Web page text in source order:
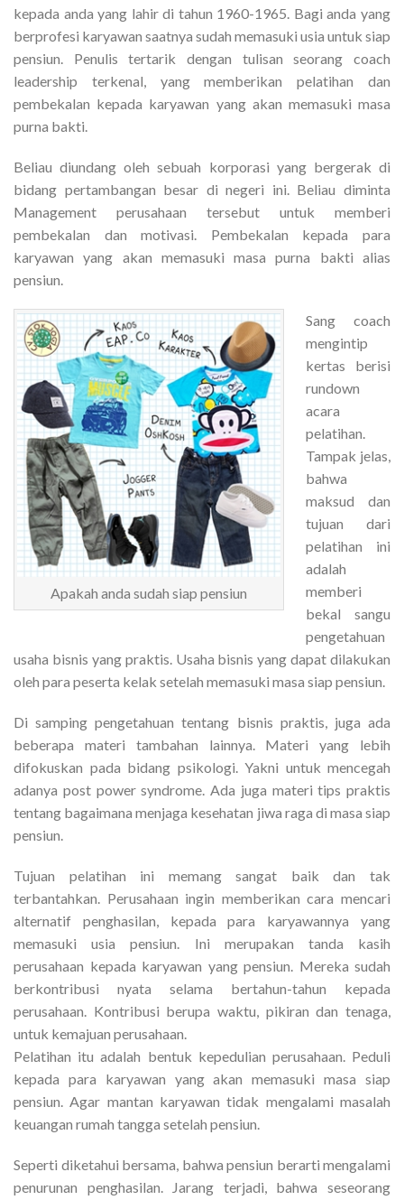
kepada anda yang lahir di tahun 1960-1965. Bagi anda yang
berprofesi karyawan saatnya sudah memasuki usia untuk siap
pensiun. Penulis tertarik dengan tulisan seorang coach
leadership terkenal, yang memberikan pelatihan dan
pembekalan kepada karyawan yang akan memasuki masa
purna bakti.
Beliau diundang oleh sebuah korporasi yang bergerak di
bidang pertambangan besar di negeri ini. Beliau diminta
Management perusahaan tersebut untuk memberi
pembekalan dan motivasi. Pembekalan kepada para
karyawan yang akan memasuki masa purna bakti alias
pensiun.
Apakah anda sudah siap pensiun
Sang coach
mengintip
kertas berisi
rundown
acara
pelatihan.
Tampak jelas,
bahwa
maksud dan
tujuan dari
pelatihan ini
adalah
memberi
bekal sangu
pengetahuan
usaha bisnis yang praktis. Usaha bisnis yang dapat dilakukan
oleh para peserta kelak setelah memasuki masa siap pensiun.
Di samping pengetahuan tentang bisnis praktis, juga ada
beberapa materi tambahan lainnya. Materi yang lebih
difokuskan pada bidang psikologi. Yakni untuk mencegah
adanya post power syndrome. Ada juga materi tips praktis
tentang bagaimana menjaga kesehatan jiwa raga di masa siap
pensiun.
Tujuan pelatihan ini memang sangat baik dan tak
terbantahkan. Perusahaan ingin memberikan cara mencari
alternatif penghasilan, kepada para karyawannya yang
memasuki usia pensiun. Ini merupakan tanda kasih
perusahaan kepada karyawan yang pensiun. Mereka sudah
berkontribusi nyata selama bertahun-tahun kepada
perusahaan. Kontribusi berupa waktu, pikiran dan tenaga,
untuk kemajuan perusahaan.
Pelatihan itu adalah bentuk kepedulian perusahaan. Peduli
kepada para karyawan yang akan memasuki masa siap
pensiun. Agar mantan karyawan tidak mengalami masalah
keuangan rumah tangga setelah pensiun.
Seperti diketahui bersama, bahwa pensiun berarti mengalami
penurunan penghasilan. Jarang terjadi, bahwa seseorang